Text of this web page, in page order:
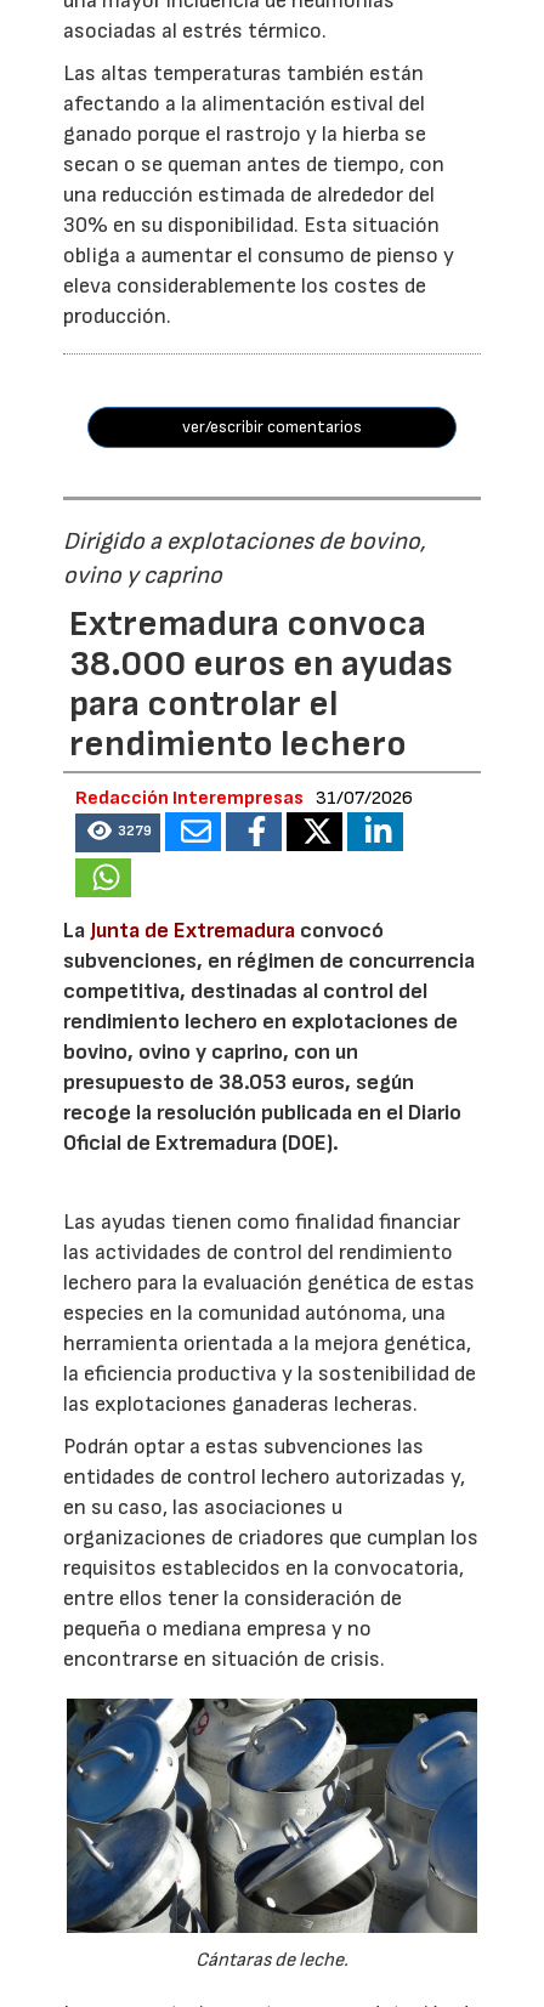
asociadas al estrés térmico.
Las altas temperaturas también están
afectando a la alimentación estival del
ganado porque el rastrojo y la hierba se
secan o se queman antes de tiempo, con
una reducción estimada de alrededor del
30% en su disponibilidad. Esta situación
obliga a aumentar el consumo de pienso y
eleva considerablemente los costes de
producción.
ver/escribir comentarios
Dirigido a explotaciones de bovino,
ovino y caprino
Extremadura convoca
38.000 euros en ayudas
para controlar el
rendimiento lechero
Redacción Interempresas 31/07/2026
3279
LaJunta de Extremadura convocó
subvenciones, en régimen de concurrencia
competitiva, destinadas al control del
rendimiento lechero en explotaciones de
bovino, ovino y caprino, con un
presupuesto de 38.053 euros, según
recoge la resolución publicada en el Diario
Oficial de Extremadura (DOE).
Las ayudas tienen como finalidad financiar
las actividades de control del rendimiento
lechero para la evaluación genética de estas
especies en la comunidad autónoma, una
herramienta orientada a la mejora genética,
la eficiencia productiva y la sostenibilidad de
las explotaciones ganaderas lecheras.
Podrán optar a estas subvenciones las
entidades de control lechero autorizadas y,
en su caso, las asociaciones u
organizaciones de criadores que cumplan los
requisitos establecidos en la convocatoria,
entre ellos tener la consideración de
pequeña o mediana empresa y no
encontrarse en situación de crisis.
Cántaras de leche.